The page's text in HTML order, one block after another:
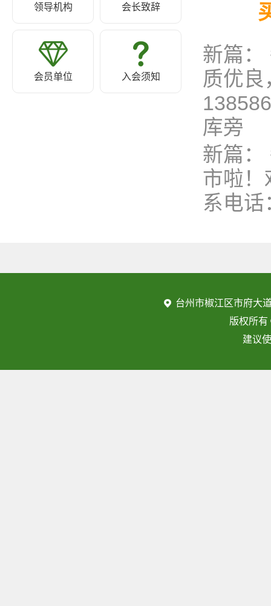
领导机构 会长致辞
会员单位 入会须知
新篇：
质优良
库旁
新篇：
市啦！
系电
台州市椒江区市府大
版权所
建议